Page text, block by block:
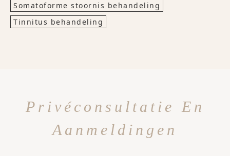
Somatoforme stoornis behandeling
Tinnitus behandeling
Privéconsultatie En
Aanmeldingen